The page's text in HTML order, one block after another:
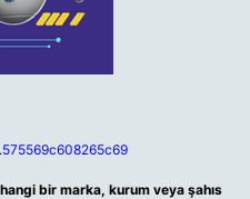
bir marka, kurum veya şahıs